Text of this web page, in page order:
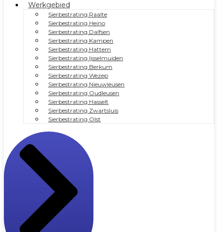
Werkgebied
Sierbestrating Raalte
Sierbestrating Heino
Sierbestrating Dalfsen
Sierbestrating Kampen
Sierbestrating Hattem
Sierbestrating Ijsselmuiden
Sierbestrating Berkum
Sierbestrating Wezep
Sierbestrating Nieuwleusen
Sierbestrating Oudleusen
Sierbestrating Hasselt
Sierbestrating Zwartsluis
Sierbestrating Olst